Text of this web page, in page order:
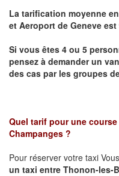
La tarification moyenne
et Aeroport de Geneve est
Si vous êtes 4 ou 5
pensez à demander un
des cas par les groupes
Quel tarif pour une
Champanges ?
Pour réserver votre taxi
un taxi entre Thonon-les-